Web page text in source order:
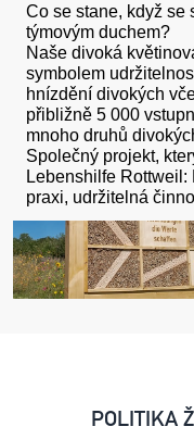
Co se stane, když se
týmovým duchem?
Naše divoká
symbolem
hnízdění divokých
přibližně 5 000
mnoho druhů
Společný projekt,
Lebenshilfe
praxi, udržitelná
POLITIKA